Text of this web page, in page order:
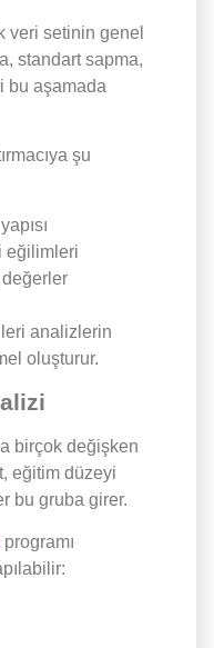
veri setinin genel
standart sapma,
bu aşamada
şu
eğilimleri
analizlerin
oluşturur.
birçok değişken
eğitim düzeyi
bu gruba girer.
programı